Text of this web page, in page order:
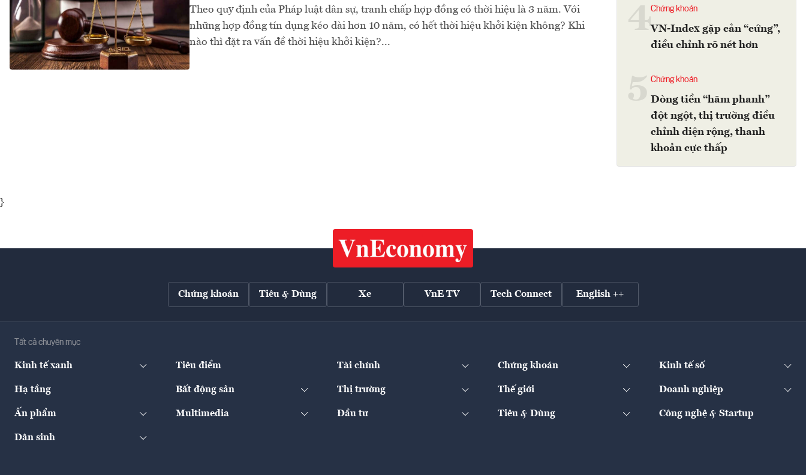
Theo quy định của Pháp luật dân sự, tranh chấp hợp đồng có thời hiệu là 3 năm. Với
những hợp đồng tín dụng kéo dài hơn 10 năm, có hết thời hiệu khởi kiện không? Khi
nào thì đặt ra vấn đề thời hiệu khởi kiện?...
4Chứng khoán
VN-Index gặp cản “cứng”,
điều chỉnh rõ nét hơn
Chứng khoán
Dòng tiền “hãm phanh”
đột ngột, thị trường điều
chỉnh diện rộng, thanh
khoản cực thấp
}
Chứng khoán Tiêu & Dùng Xe VnE TV Tech Connect English ++
Tất cả chuyên mục
Kinh tế xanh Tiêu điểm Tài chính Chứng khoán Kinh tế số
Hạ tầng Bất động sản Thị trường Thế giới Doanh nghiệp
Ấn phẩm Multimedia Đầu tư Tiêu & Dùng Công nghệ & Startup
Dân sinh